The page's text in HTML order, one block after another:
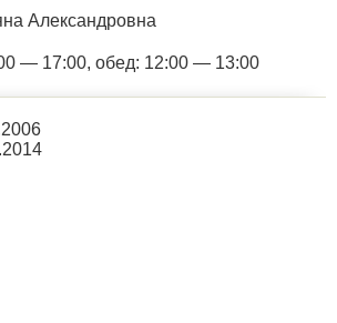
Александровна
— 17:00, обед: 12:00 — 13:00